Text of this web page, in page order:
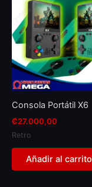
Consola Portátil X6
₡27.000,00
Retro
Añadir al carrito